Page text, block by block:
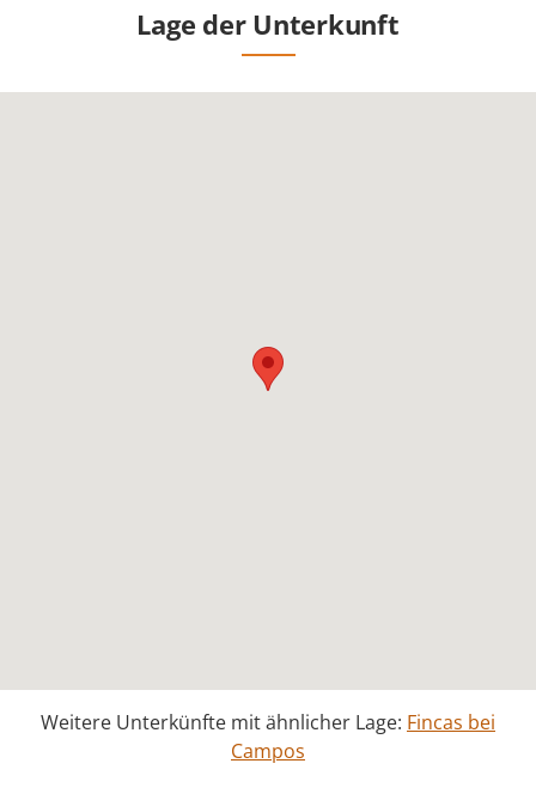
Lage der Unterkunft
Weitere Unterkünfte mit ähnlicher Lage: Fincas bei
Campos